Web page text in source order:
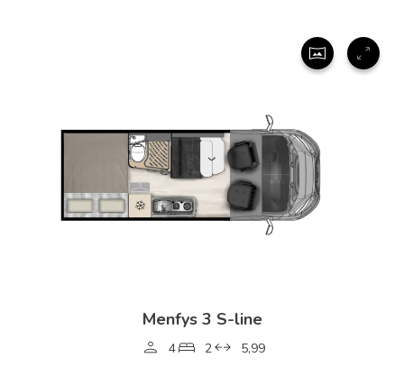
Menfys 3 S-line
4 2 5,99